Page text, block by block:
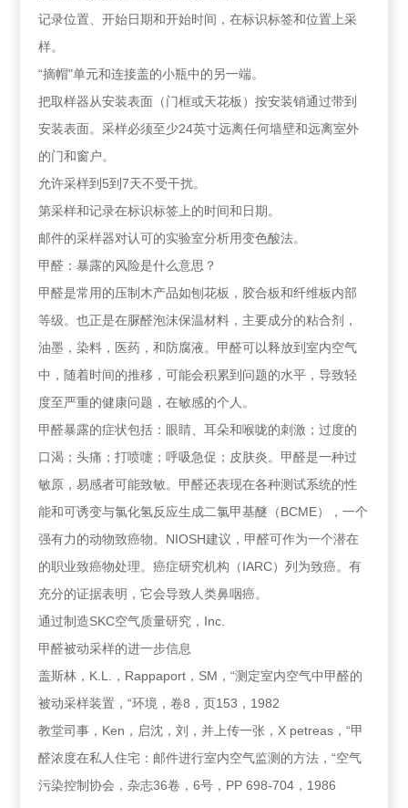
记录位置、开始日期和开始时间，在标识标签和位置上采
样。
“摘帽"单元和连接盖的小瓶中的另一端。
把取样器从安装表面（门框或天花板）按安装销通过带到
安装表面。采样必须至少24英寸远离任何墙壁和远离室外
的门和窗户。
允许采样到5到7天不受干扰。
第采样和记录在标识标签上的时间和日期。
邮件的采样器对认可的实验室分析用变色酸法。
甲醛：暴露的风险是什么意思？
甲醛是常用的压制木产品如刨花板，胶合板和纤维板内部
等级。也正是在脲醛泡沫保温材料，主要成分的粘合剂，
油墨，染料，医药，和防腐液。甲醛可以释放到室内空气
中，随着时间的推移，可能会积累到问题的水平，导致轻
度至严重的健康问题，在敏感的个人。
甲醛暴露的症状包括：眼睛、耳朵和喉咙的刺激；过度的
口渴；头痛；打喷嚏；呼吸急促；皮肤炎。甲醛是一种过
敏原，易感者可能致敏。甲醛还表现在各种测试系统的性
能和可诱变与氯化氢反应生成二氯甲基醚（BCME），一个
强有力的动物致癌物。NIOSH建议，甲醛可作为一个潜在
的职业致癌物处理。癌症研究机构（IARC）列为致癌。有
充分的证据表明，它会导致人类鼻咽癌。
通过制造SKC空气质量研究，Inc.
甲醛被动采样的进一步信息
盖斯林，K.L.，Rappaport，SM，“测定室内空气中甲醛的
被动采样装置，“环境，卷8，页153，1982
教堂司事，Ken，启沈，刘，并上传一张，X petreas，“甲
醛浓度在私人住宅：邮件进行室内空气监测的方法，“空气
污染控制协会，杂志36卷，6号，PP 698-704，1986